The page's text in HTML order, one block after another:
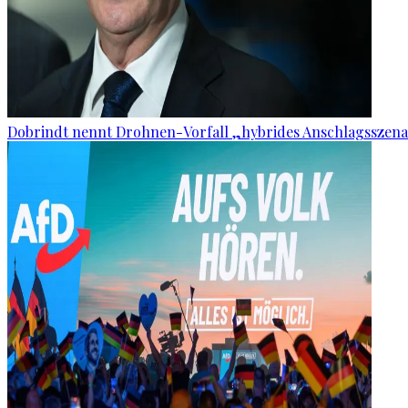
Dobrindt nennt Drohnen-Vorfall „hybrides